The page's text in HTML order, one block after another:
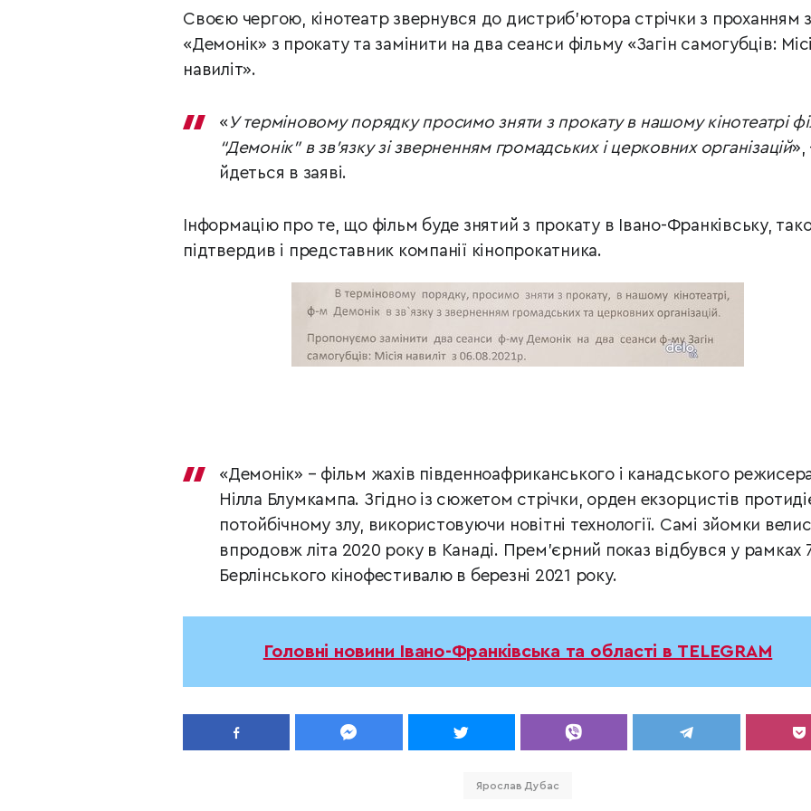
Своєю чергою, кінотеатр звернувся до дистриб’ютора стрічки з проханням
«Демонік» з прокату та замінити на два сеанси фільму «Загін самогубців:
навиліт».
«У терміновому порядку просимо зняти з прокату в нашому кінотеатрі
“Демонік” в зв’язку зі зверненням громадських і церковних організацій»,
йдеться в заяві.
Інформацію про те, що фільм буде знятий з прокату в Івано-Франківську,
підтвердив і представник компанії кінопрокатника.
«Демонік» – фільм жахів південноафриканського і канадського
Нілла Блумкампа. Згідно із сюжетом стрічки, орден екзорцистів
потойбічному злу, використовуючи новітні технології. Самі зйомки
впродовж літа 2020 року в Канаді. Прем’єрний показ відбувся у рамках
Берлінського кінофестивалю в березні 2021 року.
Головні новини Івано-Франківська та області в TELEGRAM
Ярослав Дубас